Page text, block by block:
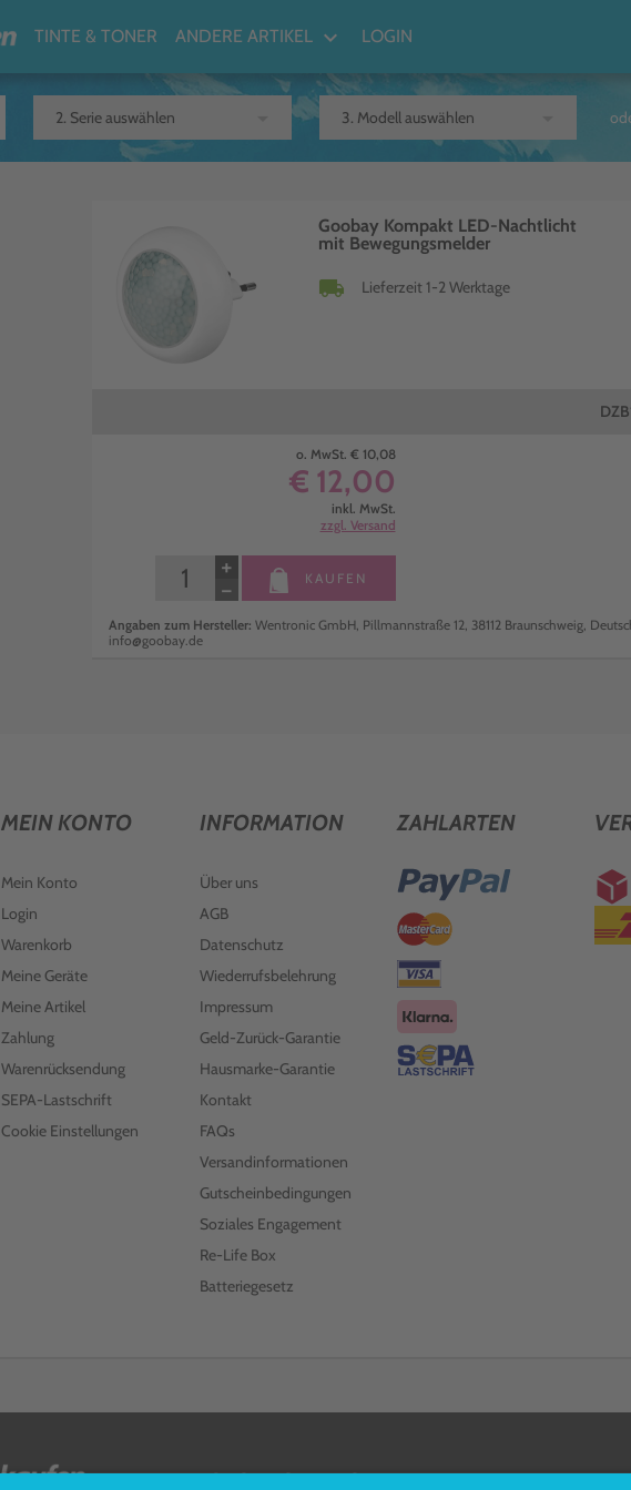
TINTE & TONER ANDERE ARTIKEL keyboard_arrow_down LOGIN
Goobay Kompakt LED-Nachtlicht
mit Bewegungsmelder
local_shipping Lieferzeit 1-2 Werktage
o. MwSt. € 10,08
€ 12,00
inkl. MwSt.
zzgl. Versand
−
+ KAUFEN
Angaben zum Hersteller: Wentronic GmbH, Pillmannstraße 12, 38112 Braunschweig,
info@goobay.de
MEIN KONTO
Mein Konto
Login
Warenkorb
Meine Geräte
Meine Artikel
Zahlung
Warenrücksendung
SEPA-Lastschrift
Cookie Einstellungen
INFORMATION
Über uns
AGB
Datenschutz
Wiederrufsbelehrung
Impressum
Geld-Zurück-Garantie
Hausmarke-Garantie
Kontakt
FAQs
Versandinformationen
Gutscheinbedingungen
Soziales Engagement
Re-Life Box
Batteriegesetz
ZAHLARTEN
FOLGEN SIE UNS